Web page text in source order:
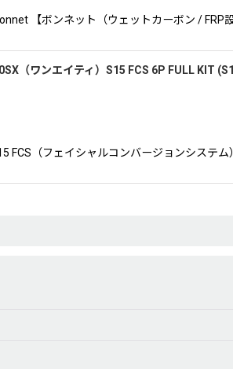
【ボンネット（ウェットカーボン /
（ワンエイティ）S15 FCS 6P FULL KIT
FCS（フェイシャルコンバージョンシス